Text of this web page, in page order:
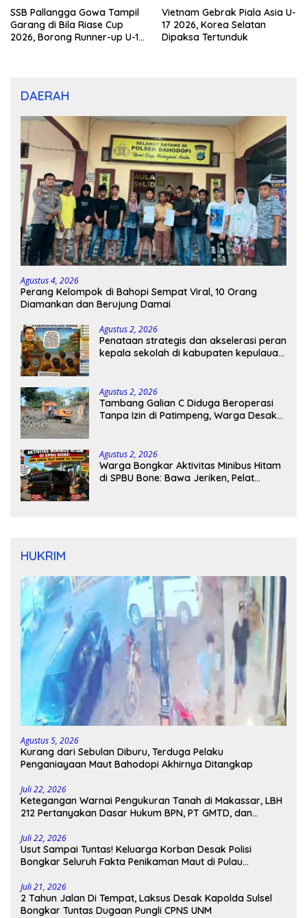
SSB Pallangga Gowa Tampil
Garang di Bila Riase Cup
2026, Borong Runner-up U-10
Vietnam Gebrak Piala Asia U-
17 2026, Korea Selatan
Dipaksa Tertunduk
DAERAH
Agustus 4, 2026
Perang Kelompok di Bahopi Sempat Viral, 10 Orang
Diamankan dan Berujung Damai
Agustus 2, 2026
Penataan strategis dan akselerasi peran
kepala sekolah di kabupaten kepulauan
Agustus 2, 2026
Tambang Galian C Diduga Beroperasi
Tanpa Izin di Patimpeng, Warga Desak
Agustus 2, 2026
Warga Bongkar Aktivitas Minibus Hitam
di SPBU Bone: Bawa Jeriken, Pelat
HUKRIM
Agustus 5, 2026
Kurang dari Sebulan Diburu, Terduga Pelaku
Penganiayaan Maut Bahodopi Akhirnya Ditangkap
Juli 22, 2026
Ketegangan Warnai Pengukuran Tanah di Makassar, LBH
212 Pertanyakan Dasar Hukum BPN, PT GMTD, dan
Juli 22, 2026
Usut Sampai Tuntas! Keluarga Korban Desak Polisi
Bongkar Seluruh Fakta Penikaman Maut di Pulau
Juli 21, 2026
2 Tahun Jalan Di Tempat, Laksus Desak Kapolda Sulsel
Bongkar Tuntas Dugaan Pungli CPNS UNM